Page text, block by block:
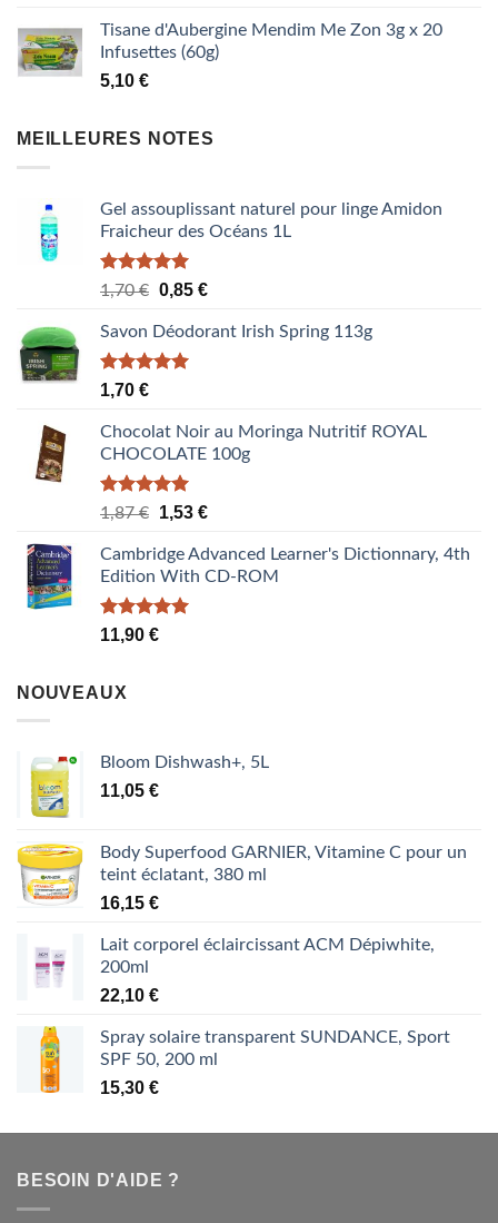
initial
était :
actuel
est :
Tisane d'Aubergine Mendim Me Zon 3g x 20
Infusettes (60g)
5,10 €
MEILLEURES NOTES
Gel assouplissant naturel pour linge Amidon
Fraicheur des Océans 1L
Note5.00
1,70€ Le
initial
était :
0,85 €Le
actuel
Savon Déodorant Irish Spring 113g
Note5.00
1,70 €
Chocolat Noir au Moringa Nutritif ROYAL
CHOCOLATE 100g
Note5.00
1,87€
Le
initial
était :
1,87 €.
1,53 €Le
actuel
est :
Cambridge Advanced Learner's Dictionnary, 4th
Edition With CD-ROM
Note5.00
11,90 €
NOUVEAUX
Bloom Dishwash+, 5L
11,05 €
Body Superfood GARNIER, Vitamine C pour un
teint éclatant, 380 ml
16,15 €
Lait corporel éclaircissant ACM Dépiwhite,
200ml
22,10 €
Spray solaire transparent SUNDANCE, Sport
SPF 50, 200 ml
15,30 €
BESOIN D'AIDE ?